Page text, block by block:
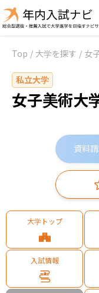
Top / 大学を探す / 女
私立大学
女子美術大
資料
大学トップ
入試情報